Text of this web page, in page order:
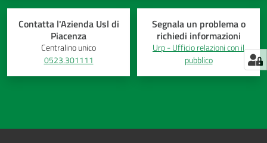
Contatta l'Azienda Usl di
Piacenza
Centralino unico
0523.301111
Segnala un problema o
richiedi informazioni
Urp - Ufficio relazioni con il
pubblico